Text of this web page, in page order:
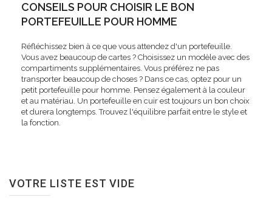
CONSEILS POUR CHOISIR LE BON
PORTEFEUILLE POUR HOMME
Réfléchissez bien à ce que vous attendez d'un portefeuille.
Vous avez beaucoup de cartes ? Choisissez un modèle avec des
compartiments supplémentaires. Vous préférez ne pas
transporter beaucoup de choses ? Dans ce cas, optez pour un
petit portefeuille pour homme. Pensez également à la couleur
et au matériau. Un portefeuille en cuir est toujours un bon choix
et durera longtemps. Trouvez l'équilibre parfait entre le style et
la fonction.
VOTRE LISTE EST VIDE